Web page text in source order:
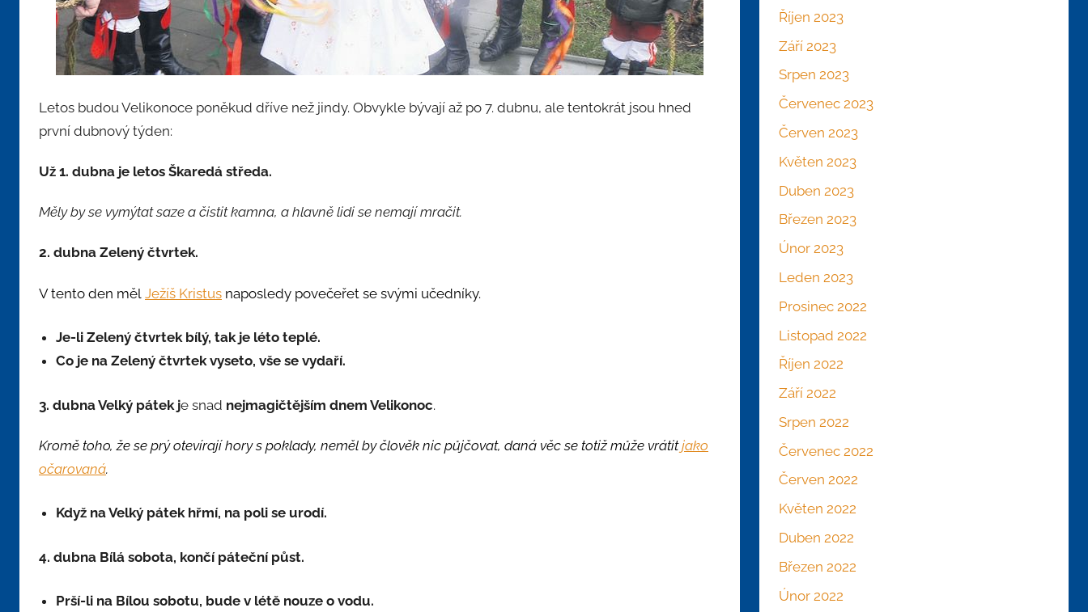
Letos budou Velikonoce poněkud dříve než jindy. Obvykle bývají až po 7. dubnu, ale tentokrát jsou hned
první dubnový týden:
Už 1. dubna je letos Škaredá středa.
Měly by se vymýtat saze a čistit kamna, a hlavně lidi se nemají mračit.
2. dubna Zelený čtvrtek.
V tento den měl Ježíš Kristus naposledy povečeřet se svými učedníky.
Je-li Zelený čtvrtek bílý, tak je léto teplé.
Co je na Zelený čtvrtek vyseto, vše se vydaří.
3. dubna Velký pátek je snad nejmagičtějším dnem Velikonoc.
Kromě toho, že se prý otevírají hory s poklady, neměl by člověk nic půjčovat, daná věc se totiž může vrátitjako
očarovaná.
Když na Velký pátek hřmí, na poli se urodí.
4. dubna Bílá sobota, končí páteční půst.
Prší-li na Bílou sobotu, bude v létě nouze o vodu.
Říjen 2023
Září 2023
Srpen 2023
Červenec 2023
Červen 2023
Květen 2023
Duben 2023
Březen 2023
Únor 2023
Leden 2023
Prosinec 2022
Listopad 2022
Říjen 2022
Září 2022
Srpen 2022
Červenec 2022
Červen 2022
Květen 2022
Duben 2022
Březen 2022
Únor 2022